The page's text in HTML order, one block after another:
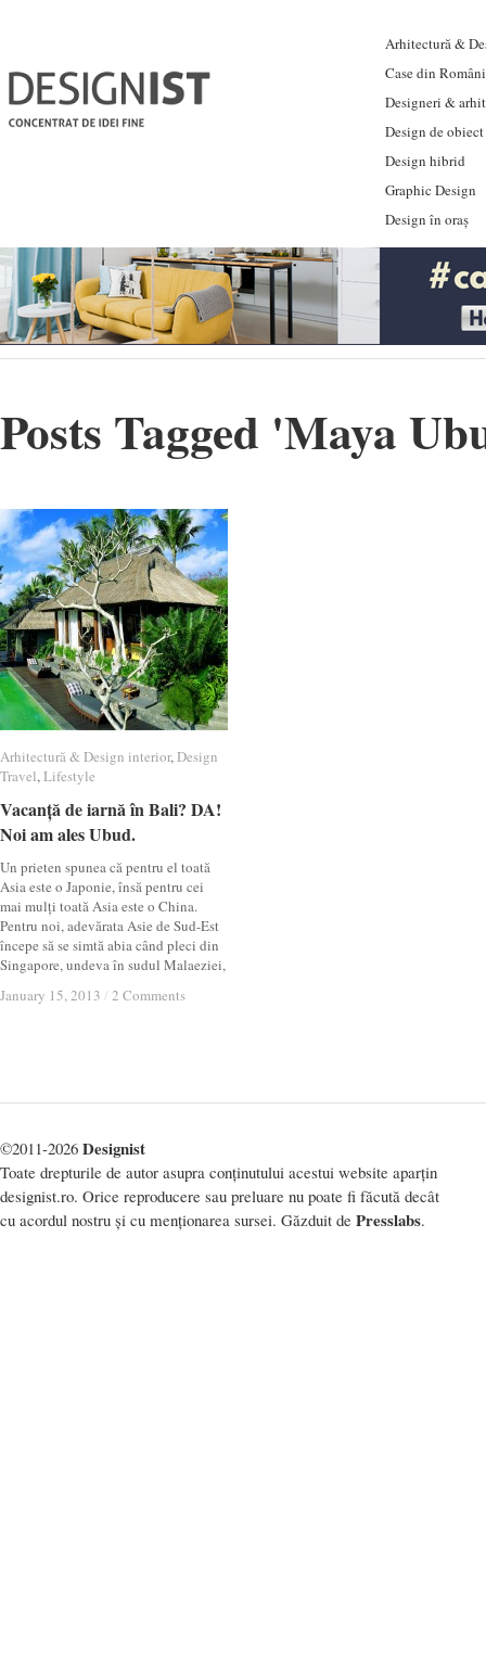
Arhitectură &
Case din
Designeri &
Design de obiect
Design hibrid
Graphic Design
Design în oraș
Posts Tagged 'Maya
Arhitectură & Design interior,Design
Travel,Lifestyle
Vacanță de iarnă în Bali? DA!
Noi am ales Ubud.
Un prieten spunea că pentru el toată
Asia este o Japonie, însă pentru cei
mai mulți toată Asia este o China.
Pentru noi, adevărata Asie de Sud-Est
începe să se simtă abia când pleci din
Singapore, undeva în sudul Malaeziei,
January 15, 2013 / 2 Comments
Arhitectură & Design interior Design
Travel Lifestyle
Vacanță de iarnă în Bali? DA!
Noi am ales Ubud.
January 15, 2013 / 2 Comments
©2011-2026 Designist
Toate drepturile de autor asupra conținutului acestui website aparțin
designist.ro. Orice reproducere sau preluare nu poate fi făcută decât
cu acordul nostru și cu menționarea sursei. Găzduit de Presslabs.